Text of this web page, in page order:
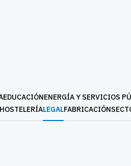
EDUCACIÓNENERGÍA Y SERVICIOS
LEGALFABRICACIÓN